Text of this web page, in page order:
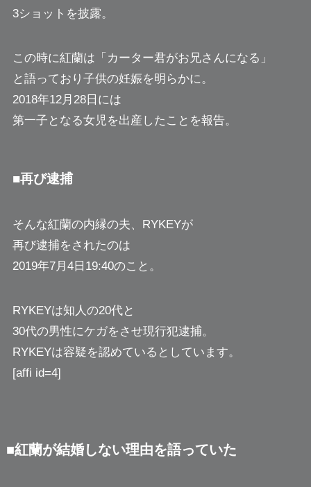
3ショットを披露。
この時に紅蘭は「カーター君がお兄さんになる」
と語っており子供の妊娠を明らかに。
2018年12月28日には
第一子となる女児を出産したことを報告。
■再び逮捕
そんな紅蘭の内縁の夫、RYKEYが
再び逮捕をされたのは
2019年7月4日19:40のこと。
RYKEYは知人の20代と
30代の男性にケガをさせ現行犯逮捕。
RYKEYは容疑を認めているとしています。
[affi id=4]
■紅蘭が結婚しない理由を語っていた